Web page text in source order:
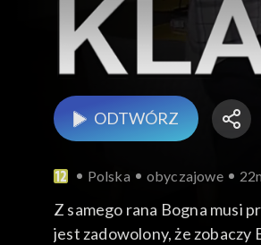
ODTWÓRZ
Polska obyczajowe
Z samego rana Bogna musi
jest zadowolony, że zobaczy